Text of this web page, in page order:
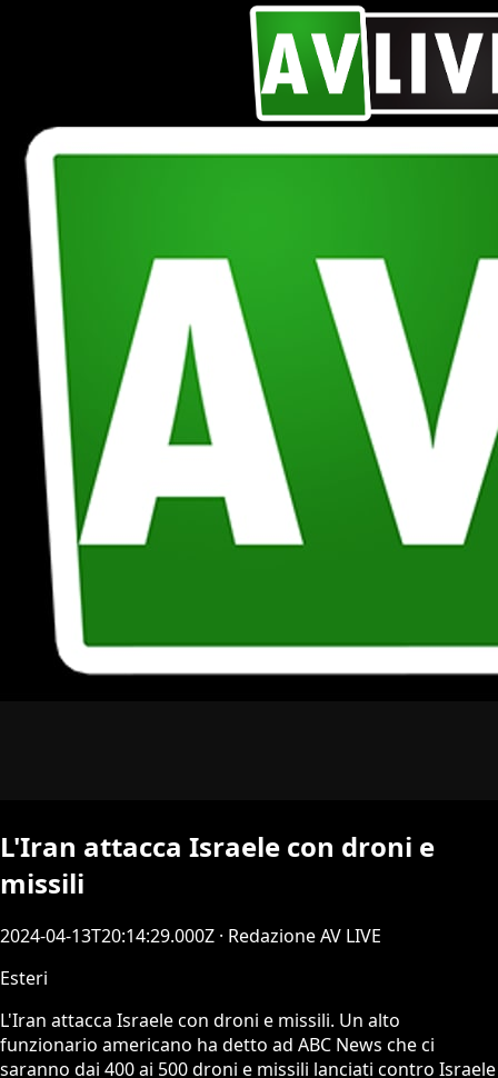
L'Iran attacca Israele con droni e
missili
2024-04-13T20:14:29.000Z · Redazione AV LIVE
Esteri
L'Iran attacca Israele con droni e missili. Un alto
funzionario americano ha detto ad ABC News che ci
saranno dai 400 ai 500 droni e missili lanciati contro Israele